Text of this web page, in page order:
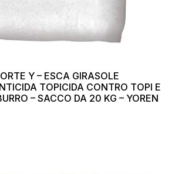
Y – ESCA GIRASOLE
TOPICIDA CONTRO TOPI E
– SACCO DA 20 KG – YOREN